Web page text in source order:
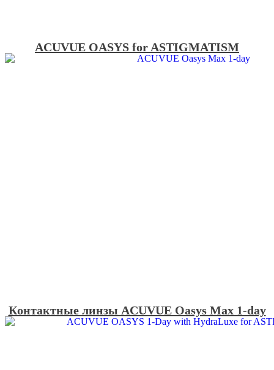
ACUVUE OASYS for ASTIGMATISM
Контактные линзы ACUVUE Oasys Max 1-day